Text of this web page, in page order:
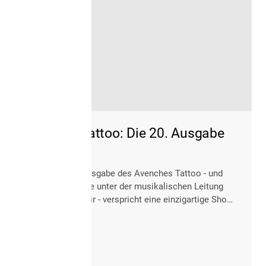
Avenches Tattoo: Die 20. Ausgabe
Die zwanzigste Ausgabe des Avenches Tattoo - und
zugleich die zehnte unter der musikalischen Leitung
von Étienne Mounir - verspricht eine einzigartige Show